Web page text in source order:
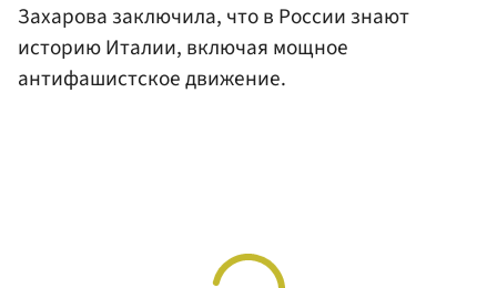
Захарова заключила, что в России знают
историю Италии, включая мощное
антифашистское движение.